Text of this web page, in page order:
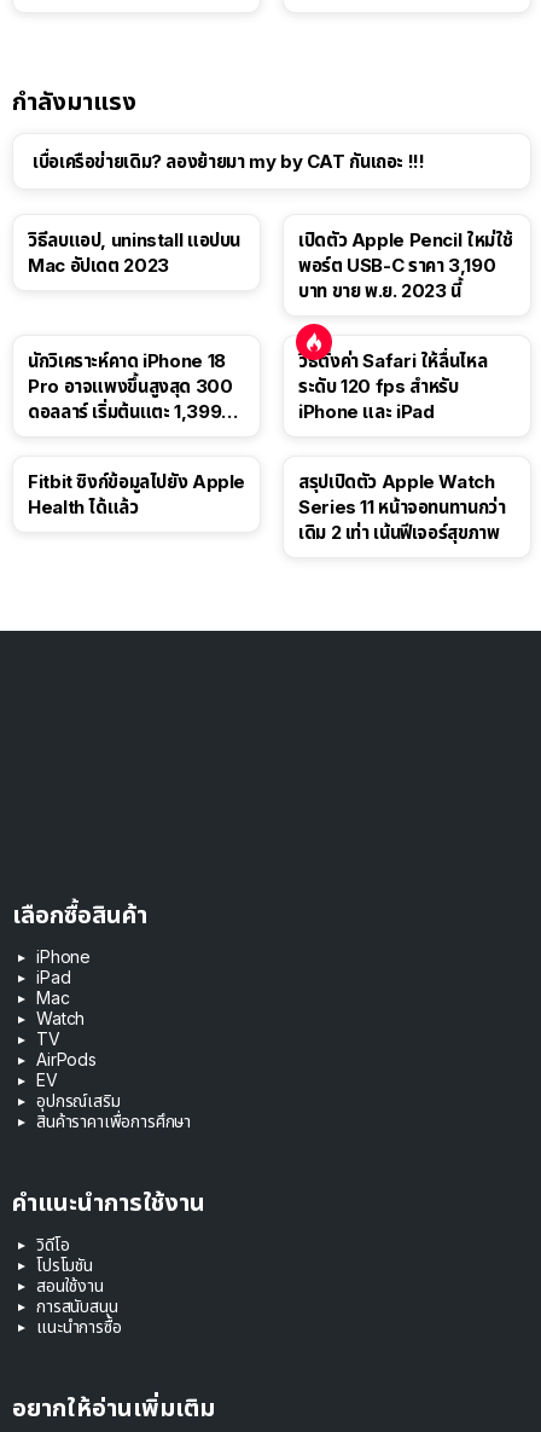
กำลังมาแรง
เบื่อเครือข่ายเดิม? ลองย้ายมา my by CAT กันเถอะ !!!
วิธีลบแอป, uninstall แอปบน
Mac อัปเดต 2023
เปิดตัว Apple Pencil ใหม่ใช้
พอร์ต USB-C ราคา 3,190
บาท ขาย พ.ย. 2023 นี้
นักวิเคราะห์คาด iPhone 18
Pro อาจแพงขึ้นสูงสุด 300
ดอลลาร์ เริ่มต้นแตะ 1,399
วิธีตั้งค่า Safari ให้ลื่นไหล
ระดับ 120 fps สำหรับ
iPhone และ iPad
Fitbit ซิงก์ข้อมูลไปยัง Apple
Health ได้แล้ว
สรุปเปิดตัว Apple Watch
Series 11 หน้าจอทนทานกว่า
เดิม 2 เท่า เน้นฟีเจอร์สุขภาพ
เลือกซื้อสินค้า
iPhone
iPad
Mac
Watch
TV
AirPods
EV
อุปกรณ์เสริม
สินค้าราคาเพื่อการศึกษา
คำแนะนำการใช้งาน
วิดีโอ
โปรโมชัน
สอนใช้งาน
การสนับสนุน
แนะนำการซื้อ
อยากให้อ่านเพิ่มเติม